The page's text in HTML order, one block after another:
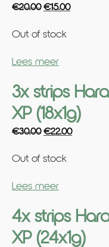
€20.00 Original
was:
€15.00Current
Out of stock
Lees meer
3x strips
XP (18x1g)
€30.00 Original
was:
€22.00Current
Out of stock
Lees meer
4x strips
XP (24x1g)